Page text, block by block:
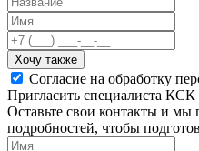
Хочу также
Согласие на обработку
Пригласить специалиста КСК
Оставьте свои контакты и мы
подробностей, чтобы